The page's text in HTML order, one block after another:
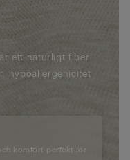
ett naturligt fiber
hypoallergenicitet
komfort perfekt för